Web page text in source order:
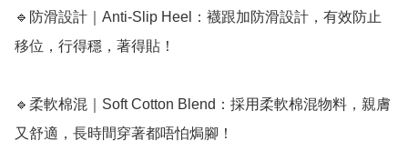
🔹防滑設計｜Anti-Slip Heel：襪跟加防滑設計，有效防止
移位，行得穩，著得貼！
🔹柔軟棉混｜Soft Cotton Blend：採用柔軟棉混物料，親膚
又舒適，長時間穿著都唔怕焗腳！